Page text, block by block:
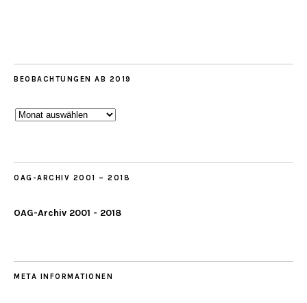
BEOBACHTUNGEN AB 2019
Beobachtungen
OAG-ARCHIV 2001 – 2018
OAG-Archiv 2001 - 2018
META INFORMATIONEN